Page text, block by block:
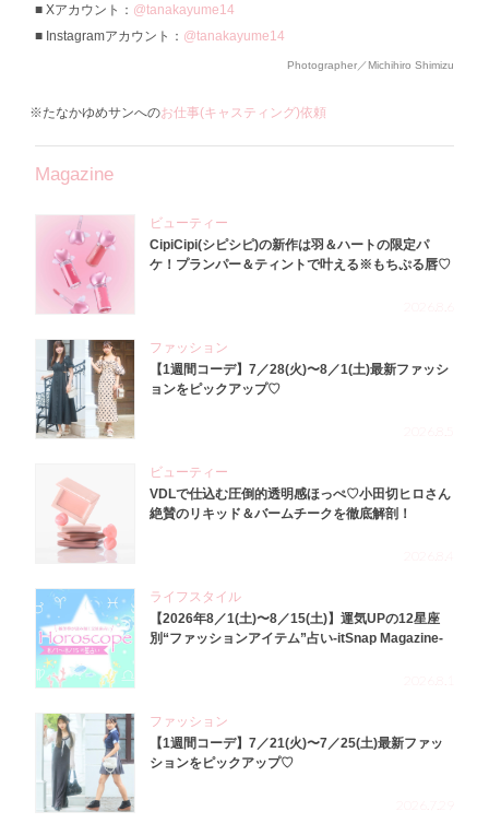
Xアカウント： @tanakayume14
Instagramアカウント： @tanakayume14
Photographer／Michihiro Shimizu
※たなかゆめサンへのお仕事(キャスティング)依頼
Magazine
ビューティー
CipiCipi(シピシピ)の新作は羽＆ハートの限定パ
ケ！プランパー＆ティントで叶える※もちぷる唇♡
ファッション
【1週間コーデ】7／28(火)〜8／1(土)最新ファッシ
ョンをピックアップ♡
ビューティー
VDLで仕込む圧倒的透明感ほっぺ♡小田切ヒロさん
絶賛のリキッド＆バームチークを徹底解剖！
ライフスタイル
【2026年8／1(土)〜8／15(土)】運気UPの12星座
別“ファッションアイテム”占い-itSnap Magazine-
ファッション
【1週間コーデ】7／21(火)〜7／25(土)最新ファッ
ションをピックアップ♡